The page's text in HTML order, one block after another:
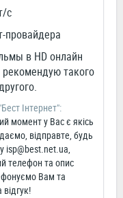
c
провайдера
в HD онлайн
такого
Інтернет":
момент у Вас є якісь
відправте, будь
isp@best.net.ua,
телефон та опис
Вам та